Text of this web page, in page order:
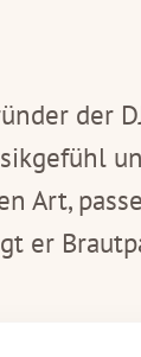
Art,
er